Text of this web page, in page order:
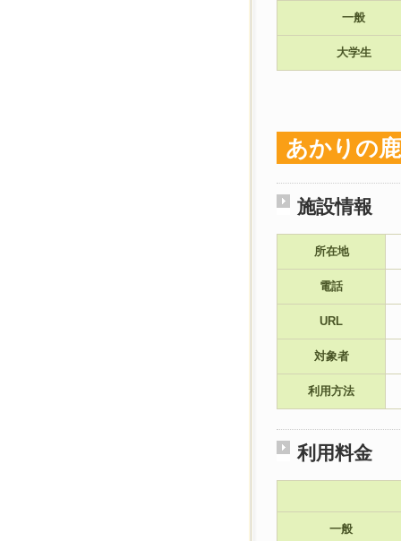
一般
大学生
あかりの
施設情報
所在地
電話
URL
対象者
利用方法
利用料金
一般